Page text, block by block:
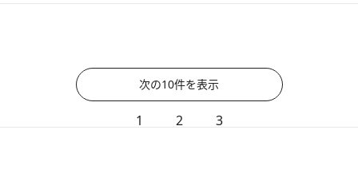
次の10件を表示
1 2 3